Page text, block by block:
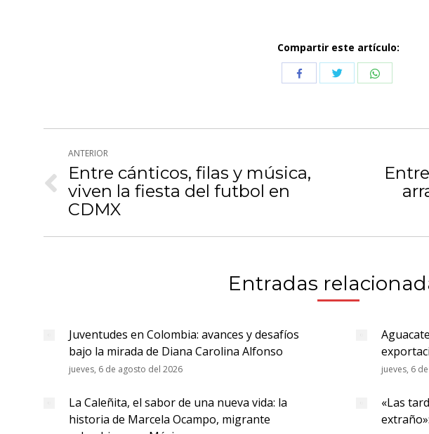
Compartir este artículo:
CompartirCompartirCompartir
Navegación
entre
publicaciones
ANTERIOR
Publicación
anterior:
Entre cánticos, filas y música,
viven la fiesta del futbol en
CDMX
Publicación
Entradas
Juventudes en Colombia: avances y desafíos
bajo la mirada de Diana Carolina Alfonso
jueves, 6 de agosto del 2026 jueves, 6
La Caleñita, el sabor de una nueva vida: la
historia de Marcela Ocampo, migrante
«Las